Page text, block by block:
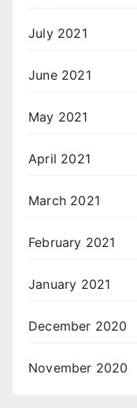
July 2021
June 2021
May 2021
April 2021
March 2021
February 2021
January 2021
December 2020
November 2020